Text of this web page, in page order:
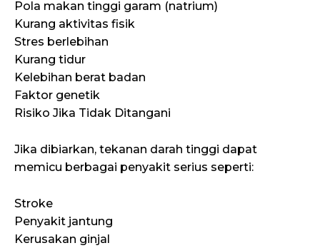
Pola makan tinggi garam (natrium)
Kurang aktivitas fisik
Stres berlebihan
Kurang tidur
Kelebihan berat badan
Faktor genetik
Risiko Jika Tidak Ditangani
Jika dibiarkan, tekanan darah tinggi dapat
memicu berbagai penyakit serius seperti:
Stroke
Penyakit jantung
Kerusakan ginjal